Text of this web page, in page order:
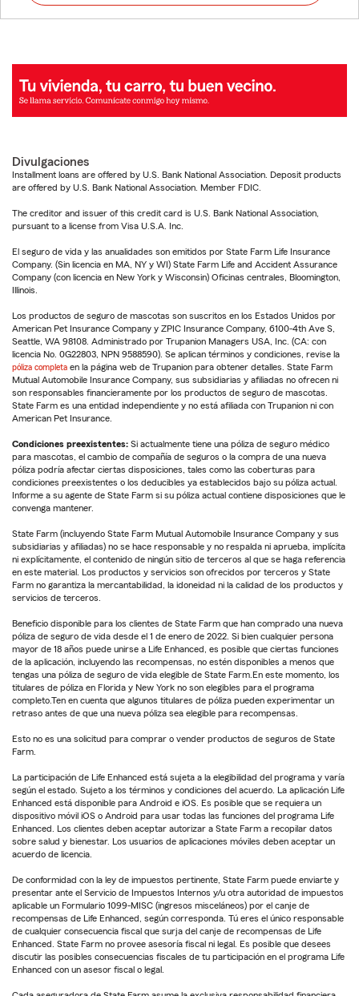
Divulgaciones
Installment loans are offered by U.S. Bank National Association. Deposit products
are offered by U.S. Bank National Association. Member FDIC.
The creditor and issuer of this credit card is U.S. Bank National Association,
pursuant to a license from Visa U.S.A. Inc.
El seguro de vida y las anualidades son emitidos por State Farm Life Insurance
Company. (Sin licencia en MA, NY y WI) State Farm Life and Accident Assurance
Company (con licencia en New York y Wisconsin) Oficinas centrales, Bloomington,
Illinois.
Los productos de seguro de mascotas son suscritos en los Estados Unidos por
American Pet Insurance Company y ZPIC Insurance Company, 6100-4th Ave S,
Seattle, WA 98108. Administrado por Trupanion Managers USA, Inc. (CA: con
licencia No. 0G22803, NPN 9588590). Se aplican términos y condiciones, revise la
póliza completa en la página web de Trupanion para obtener detalles. State Farm
Mutual Automobile Insurance Company, sus subsidiarias y afiliadas no ofrecen ni
son responsables financieramente por los productos de seguro de mascotas.
State Farm es una entidad independiente y no está afiliada con Trupanion ni con
American Pet Insurance.
Condiciones preexistentes: Si actualmente tiene una póliza de seguro médico
para mascotas, el cambio de compañía de seguros o la compra de una nueva
póliza podría afectar ciertas disposiciones, tales como las coberturas para
condiciones preexistentes o los deducibles ya establecidos bajo su póliza actual.
Informe a su agente de State Farm si su póliza actual contiene disposiciones que le
convenga mantener.
State Farm (incluyendo State Farm Mutual Automobile Insurance Company y sus
subsidiarias y afiliadas) no se hace responsable y no respalda ni aprueba, implícita
ni explícitamente, el contenido de ningún sitio de terceros al que se haga referencia
en este material. Los productos y servicios son ofrecidos por terceros y State
Farm no garantiza la mercantabilidad, la idoneidad ni la calidad de los productos y
servicios de terceros.
Beneficio disponible para los clientes de State Farm que han comprado una nueva
póliza de seguro de vida desde el 1 de enero de 2022. Si bien cualquier persona
mayor de 18 años puede unirse a Life Enhanced, es posible que ciertas funciones
de la aplicación, incluyendo las recompensas, no estén disponibles a menos que
tengas una póliza de seguro de vida elegible de State Farm.En este momento, los
titulares de póliza en Florida y New York no son elegibles para el programa
completo.Ten en cuenta que algunos titulares de póliza pueden experimentar un
retraso antes de que una nueva póliza sea elegible para recompensas.
Esto no es una solicitud para comprar o vender productos de seguros de State
Farm.
La participación de Life Enhanced está sujeta a la elegibilidad del programa y varía
según el estado. Sujeto a los términos y condiciones del acuerdo. La aplicación Life
Enhanced está disponible para Android e iOS. Es posible que se requiera un
dispositivo móvil iOS o Android para usar todas las funciones del programa Life
Enhanced. Los clientes deben aceptar autorizar a State Farm a recopilar datos
sobre salud y bienestar. Los usuarios de aplicaciones móviles deben aceptar un
acuerdo de licencia.
De conformidad con la ley de impuestos pertinente, State Farm puede enviarte y
presentar ante el Servicio de Impuestos Internos y/u otra autoridad de impuestos
aplicable un Formulario 1099-MISC (ingresos misceláneos) por el canje de
recompensas de Life Enhanced, según corresponda. Tú eres el único responsable
de cualquier consecuencia fiscal que surja del canje de recompensas de Life
Enhanced. State Farm no provee asesoría fiscal ni legal. Es posible que desees
discutir las posibles consecuencias fiscales de tu participación en el programa Life
Enhanced con un asesor fiscal o legal.